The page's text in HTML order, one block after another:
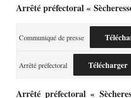
Arrêté préfectoral «
Communiqué de presse
Arrêté préfectoral Télécharger
Arrêté préfectoral «